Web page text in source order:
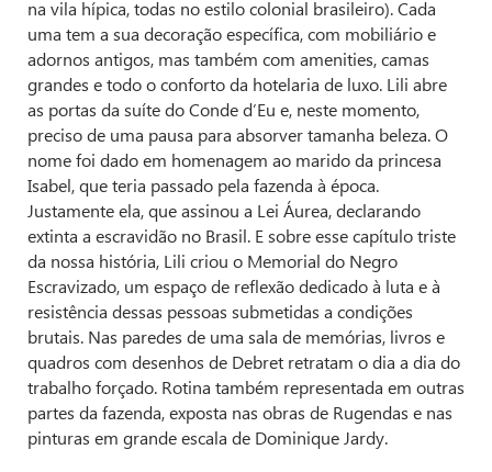
na vila hípica, todas no estilo colonial brasileiro). Cada
uma tem a sua decoração específica, com mobiliário e
adornos antigos, mas também com amenities, camas
grandes e todo o conforto da hotelaria de luxo. Lili abre
as portas da suíte do Conde d’Eu e, neste momento,
preciso de uma pausa para absorver tamanha beleza. O
nome foi dado em homenagem ao marido da princesa
Isabel, que teria passado pela fazenda à época.
Justamente ela, que assinou a Lei Áurea, declarando
extinta a escravidão no Brasil. E sobre esse capítulo triste
da nossa história, Lili criou o Memorial do Negro
Escravizado, um espaço de reflexão dedicado à luta e à
resistência dessas pessoas submetidas a condições
brutais. Nas paredes de uma sala de memórias, livros e
quadros com desenhos de Debret retratam o dia a dia do
trabalho forçado. Rotina também representada em outras
partes da fazenda, exposta nas obras de Rugendas e nas
pinturas em grande escala de Dominique Jardy.